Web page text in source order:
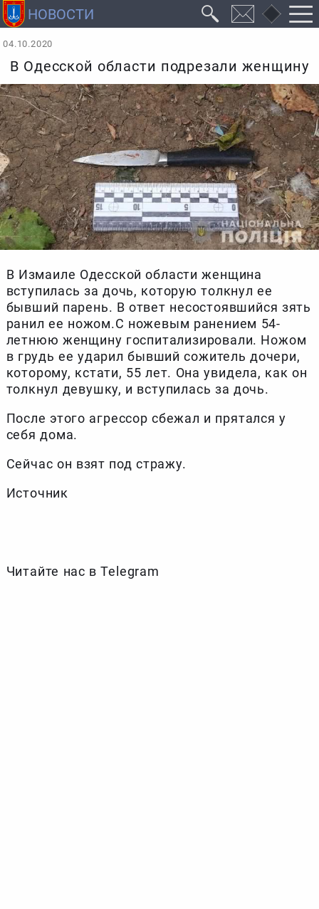
04.10.2020
В Одесской области подрезали женщину
В Измаиле Одесской области женщина
вступилась за дочь, которую толкнул ее
бывший парень. В ответ несостоявшийся зять
ранил ее ножом.С ножевым ранением 54-
летнюю женщину госпитализировали. Ножом
в грудь ее ударил бывший сожитель дочери,
которому, кстати, 55 лет. Она увидела, как он
толкнул девушку, и вступилась за дочь.
После этого агрессор сбежал и прятался у
себя дома.
Сейчас он взят под стражу.
Источник
Читайте нас в Telegram